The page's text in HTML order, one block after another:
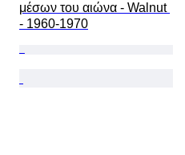
μέσων του αιώνα - Walnut
- 1960-1970